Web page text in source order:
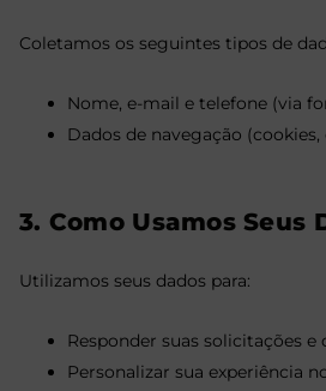
Coletamos os seguintes tipos de
Nome, e-mail e telefone (via
Dados de navegação (cookies,
3. Como Usamos Seus
Utilizamos seus dados para:
Responder suas solicitações e
Personalizar sua experiência